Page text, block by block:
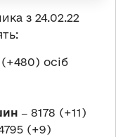
з 24.02.22
осіб
‒ 8178 (+11)
(+9)